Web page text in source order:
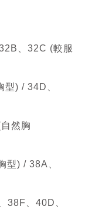
、 32C (較服
型) / 34D、
然胸
型) / 38A、
38F、 40D、